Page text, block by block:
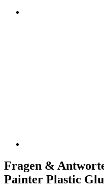
Fragen &
Painter Plastic